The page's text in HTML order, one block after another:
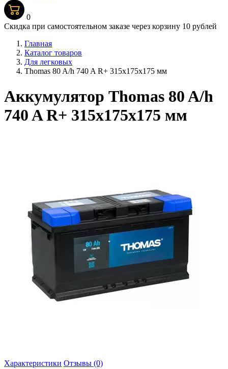
0
Скидка при самостоятельном заказе через корзину 10 рублей
Главная
Каталог товаров
Для легковых
Thomas 80 A/h 740 A R+ 315x175x175 мм
Аккумулятор Thomas 80 A/h
740 A R+ 315x175x175 мм
Характеристики Отзывы (0)